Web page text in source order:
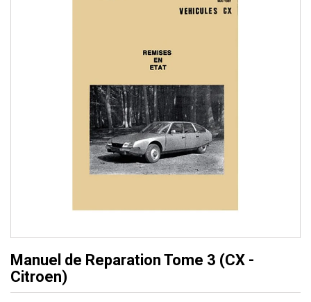
Manuel de Reparation Tome 3 (CX -
Citroen)